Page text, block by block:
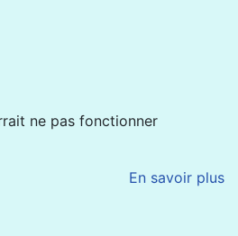
ne pas fonctionner
En savoir plus